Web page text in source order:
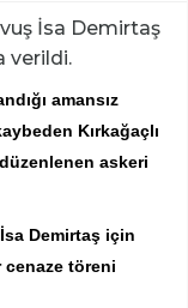
İsa Demirtaş
verildi.
amansız
Kırkağaçlı
askeri
Demirtaş için
cenaze töreni